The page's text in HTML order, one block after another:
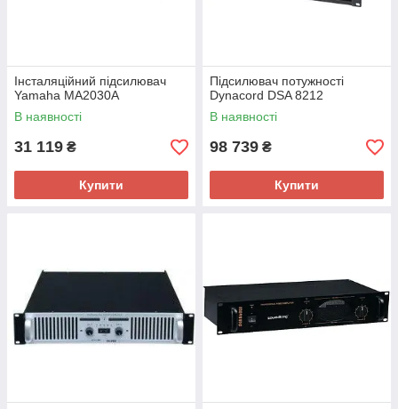
Інсталяційний підсилювач
Yamaha MA2030A
В наявності
31 119 ₴
Купити
Підсилювач потужності
Dynacord DSA 8212
В наявності
98 739 ₴
Купити